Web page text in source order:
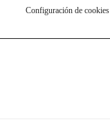
Configuración de cookies